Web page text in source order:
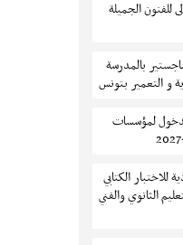
للفنون الجميلة
بالمدرسة
و التعمير بتونس
لمؤسسات
الكتابي
الثانوي والفني